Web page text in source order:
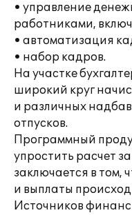
• управление
работниками,
• автоматизация
• набор кадров.
На участке
широкий круг
и различных
отпусков.
Программный
упростить расчет
заключается в том,
и выплаты
Источников